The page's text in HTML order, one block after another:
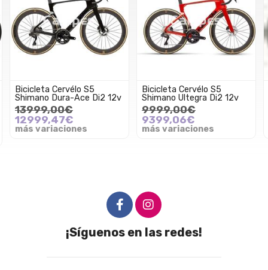
Bicicleta Cervélo S5
Shimano Dura-Ace Di2 12v
13999,00€
12999,47€
más variaciones
Bicicleta Cervélo S5
Shimano Ultegra Di2 12v
9999,00€
9399,06€
más variaciones
¡Síguenos en las redes!